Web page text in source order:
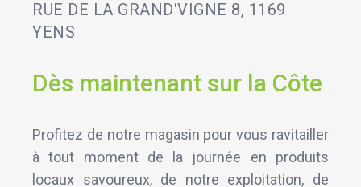
RUE DE LA GRAND'VIGNE 8, 1169
YENS
Dès maintenant sur la Côte
Profitez de notre magasin pour vous ravitailler
à tout moment de la journée en produits
locaux savoureux, de notre exploitation, de